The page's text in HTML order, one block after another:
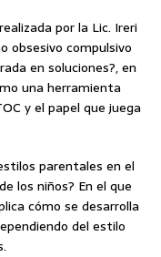
por la Lic. Ireri
obsesivo compulsivo
en soluciones?, en
una herramienta
y el papel que juega
parentales en el
los niños? En el que
cómo se desarrolla
del estilo